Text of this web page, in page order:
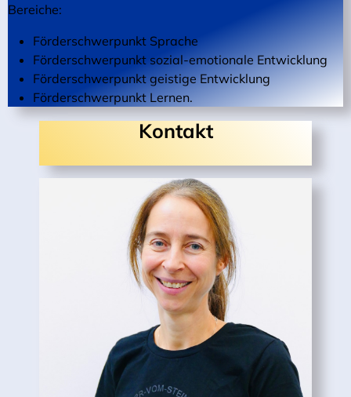
Bereiche:
Förderschwerpunkt Sprache
Förderschwerpunkt sozial-emotionale Entwicklung
Förderschwerpunkt geistige Entwicklung
Förderschwerpunkt Lernen.
Kontakt